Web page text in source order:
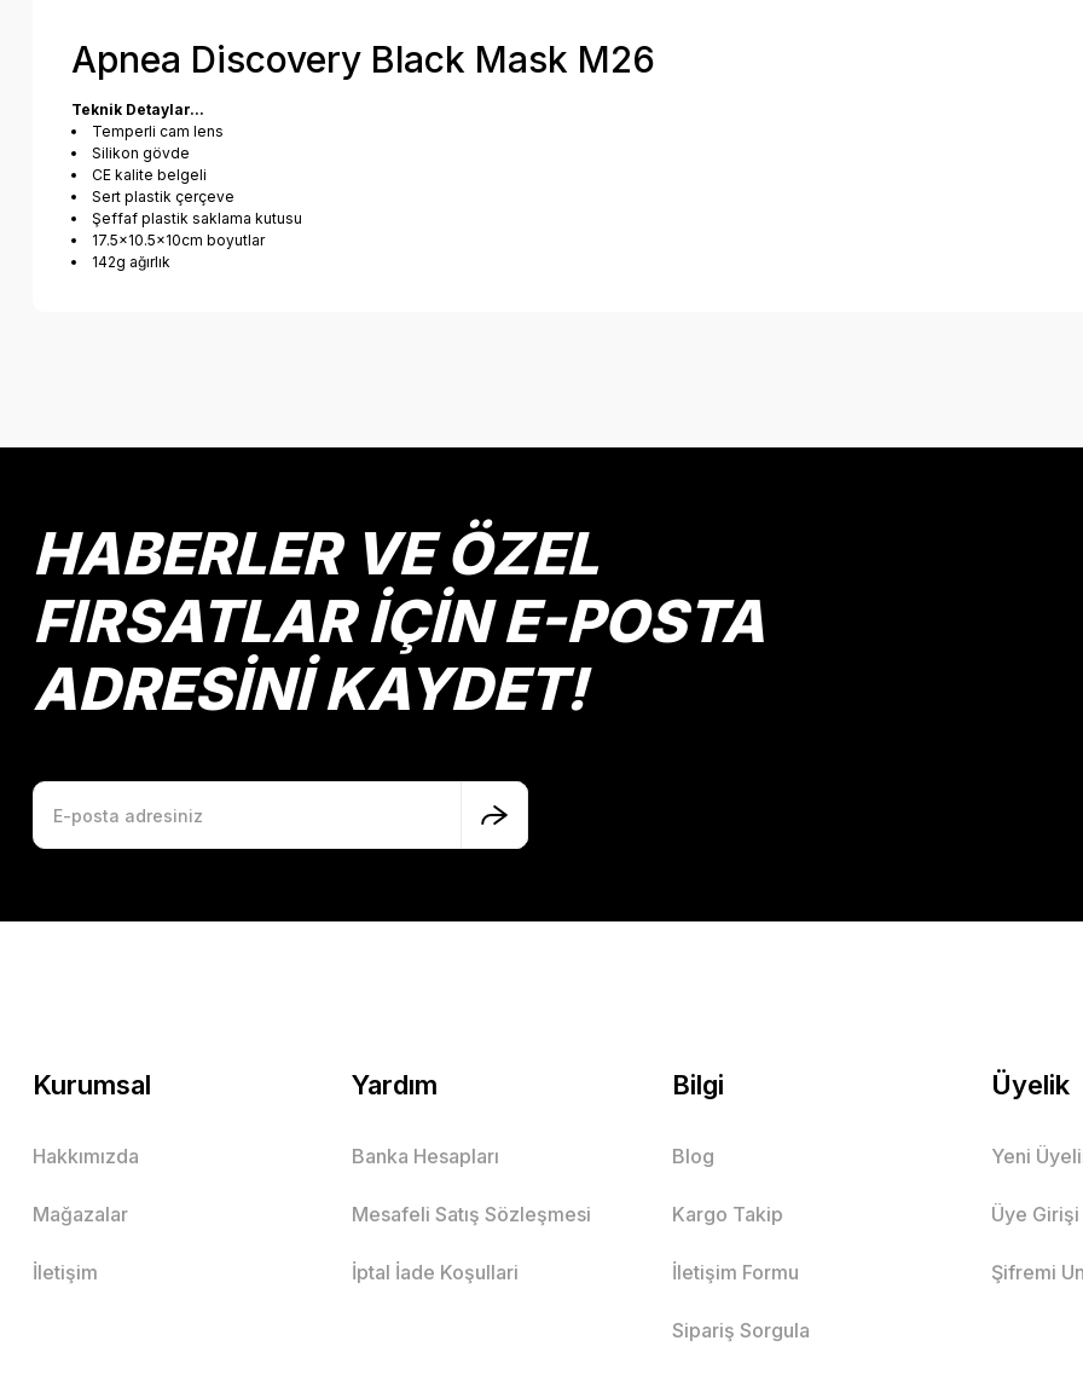
Apnea Discovery Black Mask M26
Teknik Detaylar...
Temperli cam lens
Silikon gövde
CE kalite belgeli
Sert plastik çerçeve
Şeffaf plastik saklama kutusu
17.5x10.5x10cm boyutlar
142g ağırlık
Ürün resmi kalitesiz, bozuk veya görüntülenemiyor.
Ürün fiyatı diğer sitelerden daha pahalı.
HABERLER VE ÖZEL
FIRSATLAR İÇİN E-POSTA
ADRESİNİ KAYDET!
Kurumsal
Hakkımızda
Mağazalar
İletişim
Yardım
Banka Hesapları
Mesafeli Satış Sözleşmesi
İptal İade Koşullari
Bilgi
Blog
Kargo Takip
İletişim Formu
Sipariş Sorgula
Üyelik
Yeni
Üye Girişi
Şifremi